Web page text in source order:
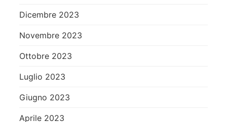
Dicembre 2023
Novembre 2023
Ottobre 2023
Luglio 2023
Giugno 2023
Aprile 2023